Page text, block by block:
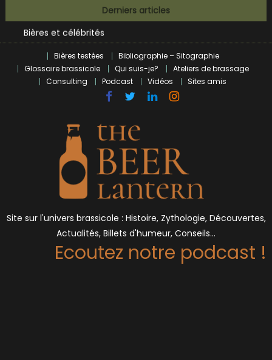
to
content
Derniers articles
BrewDog racheté par Tilray pour une bouchée de pain ?
Bières et célébrités
L’écosysteme brassicole en introspection
Zoumaï : pionnier de la révolution craft à Marseille
L’intelligence artificielle dans le milieu brassicole
BrewDog racheté par Tilray pour une bouchée de pain ?
Bières testées
Bibliographie – Sitographie
Glossaire brassicole
Qui suis-je?
Ateliers de brassage
Consulting
Podcast Vidéos Sites amis
Site sur l'univers brassicole : Histoire, Zythologie, Découvertes,
Actualités, Billets d'humeur, Conseils…
Ecoutez notre podcast !